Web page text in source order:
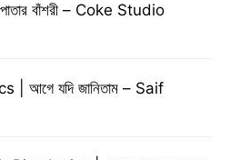
বাঁশরী – Coke Studio
আগে যদি জানিতাম – Saif